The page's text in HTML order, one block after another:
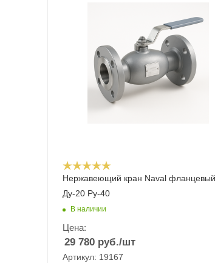
Нержавеющий кран Naval фланцевый
Ду-20 Ру-40
В наличии
Цена:
29 780 руб./шт
Артикул: 19167